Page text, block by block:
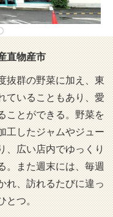
直物産市
抜群の野菜に加え、東
ていることもあり、愛
ことができる。野菜を
工したジャムやジュー
、広い店内でゆっくり
。また週末には、毎週
れ、訪れるたびに違っ
つ。